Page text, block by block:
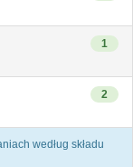
1
2
według składu